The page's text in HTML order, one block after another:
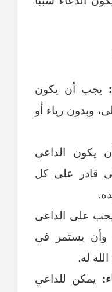
يجب أن يكون
وبدون رياء أو
يكون الداعي
قادر على كل
على الداعي
وأن يستمر في
له.
يمكن للداعي